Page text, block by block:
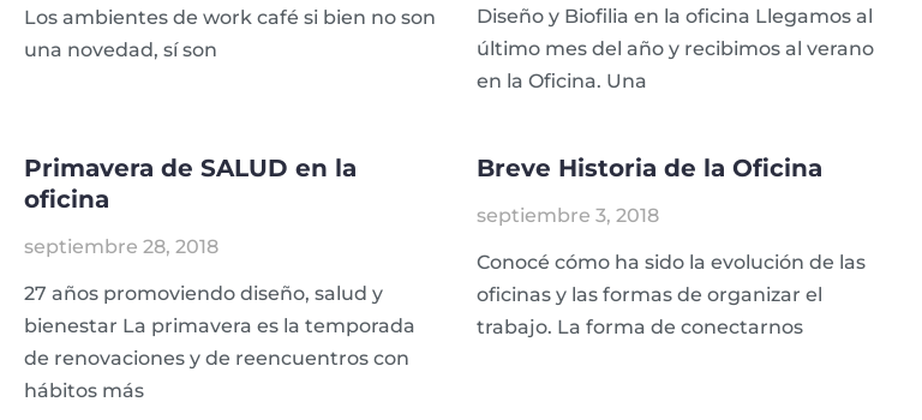
Los ambientes de work café si bien no son
una novedad, sí son
Diseño y Biofilia en la oficina Llegamos al
último mes del año y recibimos al verano
en la Oficina. Una
Primavera de SALUD en la
oficina
septiembre 28, 2018
27 años promoviendo diseño, salud y
bienestar La primavera es la temporada
de renovaciones y de reencuentros con
hábitos más
Breve Historia de la Oficina
septiembre 3, 2018
Conocé cómo ha sido la evolución de las
oficinas y las formas de organizar el
trabajo. La forma de conectarnos